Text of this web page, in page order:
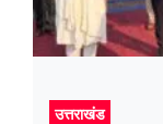
उत्तराखंड